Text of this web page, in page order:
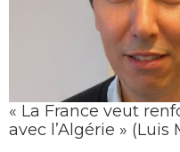
« La France veut
avec l’Algérie » (Luis